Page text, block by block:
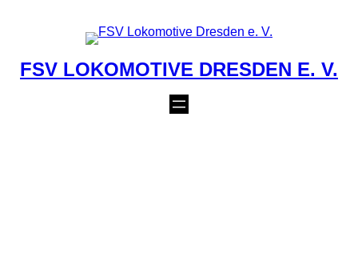
FSV LOKOMOTIVE DRESDEN E. V.